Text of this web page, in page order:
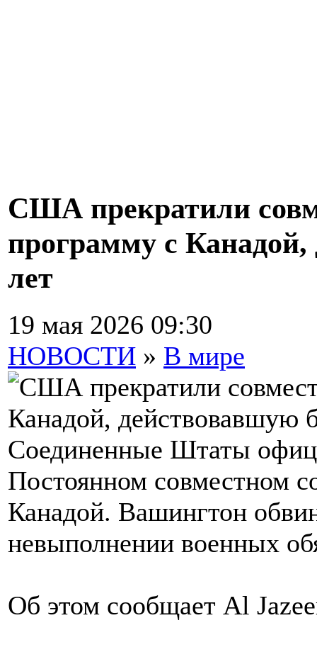
США прекратили
программу с Канадой,
лет
19 мая 2026 09:30
НОВОСТИ » В мире
Соединенные Штаты
Постоянном совместном
Канадой. Вашингтон
невыполнении военных
Об этом сообщает Al